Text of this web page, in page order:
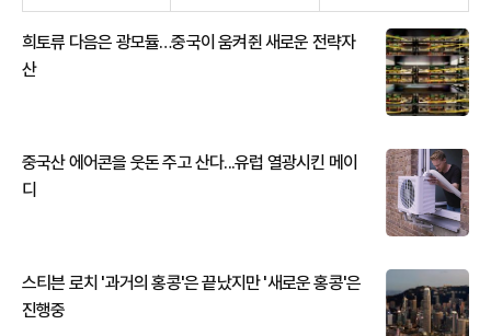
희토류 다음은 광모듈…중국이 움켜쥔 새로운 전략자
산
중국산 에어콘을 웃돈 주고 산다...유럽 열광시킨 메이
디
스티븐 로치 '과거의 홍콩'은 끝났지만 '새로운 홍콩'은
진행중